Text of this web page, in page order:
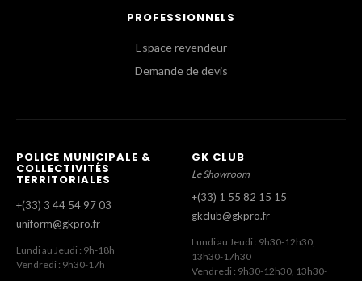
PROFESSIONNELS
Espace revendeur
Demande de devis
POLICE MUNICIPALE &
COLLECTIVITÉS
TERRITORIALES
+(33) 3 44 54 97 03
uniform@gkpro.fr
Lundi au Jeudi : 9h-18h
Vendredi : 9h30-17h
GK CLUB
Le Showroom
+(33) 1 55 82 15 15
gkclub@gkpro.fr
Lundi au Jeudi : 9h30-12h30,
13h30-17h30
Vendredi : 9h30-12h30, 13h30-